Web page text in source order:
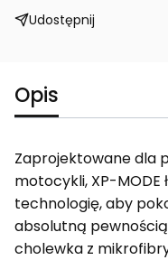
Udostępnij
Opis
Zaprojektowane dla
motocykli, XP-MODE
technologię, aby
absolutną
cholewka z